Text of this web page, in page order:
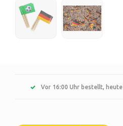
Vor 16:00 Uhr bestellt,